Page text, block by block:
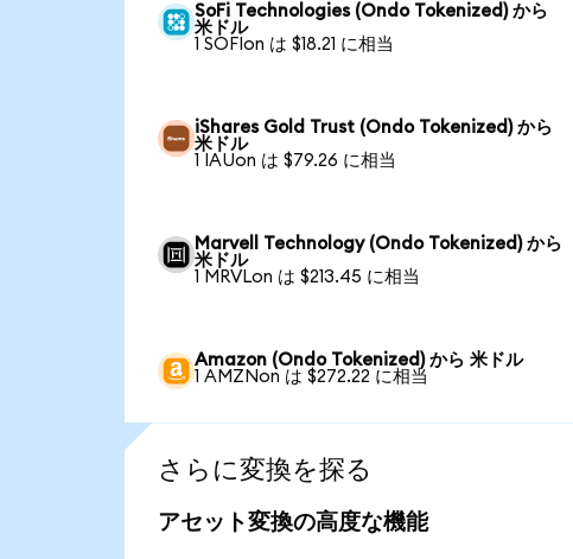
SoFi Technologies (Ondo Tokenized) から
米ドル
1 SOFIon は $18.21 に相当
iShares Gold Trust (Ondo Tokenized) から
米ドル
1 IAUon は $79.26 に相当
Marvell Technology (Ondo Tokenized) から
米ドル
1 MRVLon は $213.45 に相当
Amazon (Ondo Tokenized) から 米ドル
1 AMZNon は $272.22 に相当
さらに変換を探る
アセット変換の高度な機能